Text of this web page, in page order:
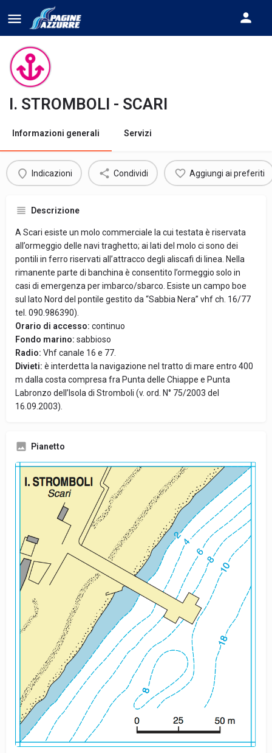
I. STROMBOLI - SCARI
Informazioni generali Servizi
Indicazioni Condividi Aggiungi ai preferiti
Descrizione
A Scari esiste un molo commerciale la cui testata è riservata
all’ormeggio delle navi traghetto; ai lati del molo ci sono dei
pontili in ferro riservati all’attracco degli aliscafi di linea. Nella
rimanente parte di banchina è consentito l’ormeggio solo in
casi di emergenza per imbarco/sbarco. Esiste un campo boe
sul lato Nord del pontile gestito da “Sabbia Nera” vhf ch. 16/77
tel. 090.986390).
Orario di accesso: continuo
Fondo marino: sabbioso
Radio: Vhf canale 16 e 77.
Divieti: è interdetta la navigazione nel tratto di mare entro 400
m dalla costa compresa fra Punta delle Chiappe e Punta
Labronzo dell’Isola di Stromboli (v. ord. N° 75/2003 del
16.09.2003).
Pianetto